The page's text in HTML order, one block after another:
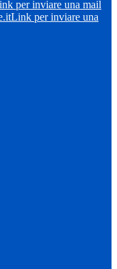
per inviare una mail
Link per inviare una